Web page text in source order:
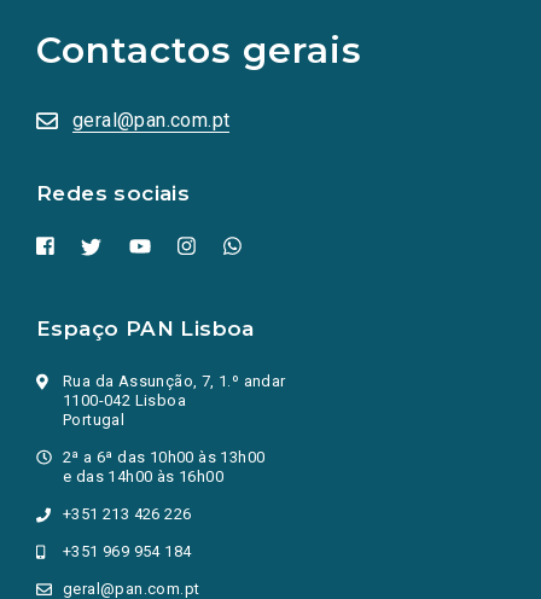
Contactos gerais
geral@pan.com.pt
Redes sociais
redes
sociais
numa
nova
Espaço PAN Lisboa
Rua da Assunção, 7, 1.º andar
1100-042 Lisboa
Portugal
2ª a 6ª das 10h00 às 13h00
e das 14h00 às 16h00
+351 213 426 226
+351 969 954 184
geral@pan.com.pt